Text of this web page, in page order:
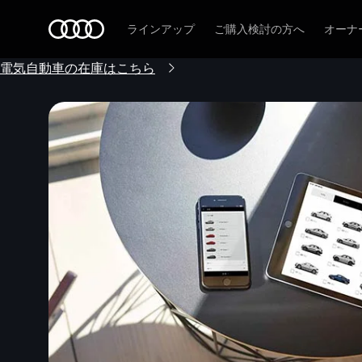
ラインアップ ご購入検討の方へ オーナ
電気自動車の在庫はこちら